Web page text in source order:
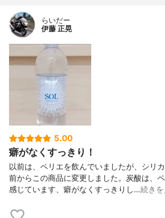
らいだー
伊藤 正晃
5.00
癖がなくすっきり！
以前は、ペリエを飲んでいましたが、シリ
前からこの商品に変更しました。炭酸は、
感じています、癖がなくすっきりし…続き